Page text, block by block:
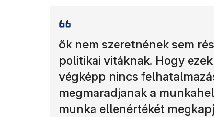
ők nem szeretnének sem
politikai vitáknak. Hogy
végképp nincs
megmaradjanak a
munka ellenértékét